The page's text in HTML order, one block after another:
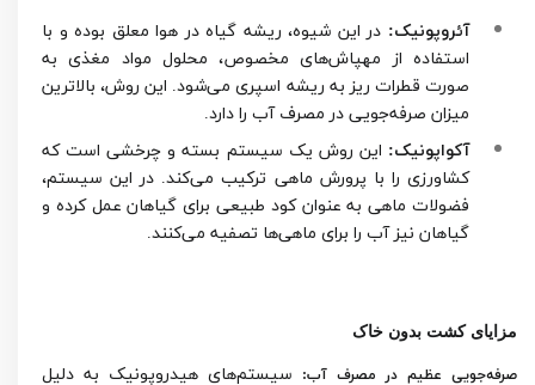
آئروپونیک: در این شیوه، ریشه گیاه در هوا معلق بوده و با
استفاده از مهپاش‌های مخصوص، محلول مواد مغذی به
صورت قطرات ریز به ریشه اسپری می‌شود. این روش، بالاترین
میزان صرفه‌جویی در مصرف آب را دارد.
آکواپونیک: این روش یک سیستم بسته و چرخشی است که
کشاورزی را با پرورش ماهی ترکیب می‌کند. در این سیستم،
فضولات ماهی به عنوان کود طبیعی برای گیاهان عمل کرده و
گیاهان نیز آب را برای ماهی‌ها تصفیه می‌کنند.
مزایای کشت بدون خاک
صرفه‌جویی عظیم در مصرف آب:
سیستم‌های هیدروپونیک به دلیل